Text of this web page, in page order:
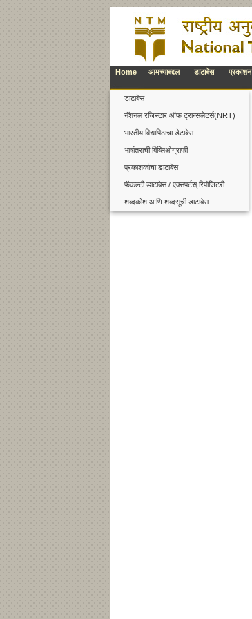
Home आमच्याबद्दल डाटाबेस प्रकाशन
डाटाबेस
नॅशनल रजिस्टार ऑफ ट्रान्सलेटर्स(NRT)
भारतीय विद्यापिठाचा डेटाबेस
भाषांतराची बिब्लिओग्राफी
प्रकाशकांचा डाटाबेस
फॅकल्टी डाटाबेस / एक्सपर्टस् रिपॉजिटरी
शब्दकोश आणि शब्दसूची डाटाबेस